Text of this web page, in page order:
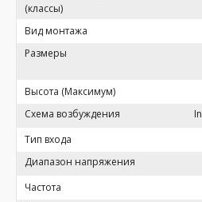
(классы)
Вид монтажа
Размеры
Высота (Максимум)
Схема возбуждения
Тип входа
Диапазон напряжения
Частота